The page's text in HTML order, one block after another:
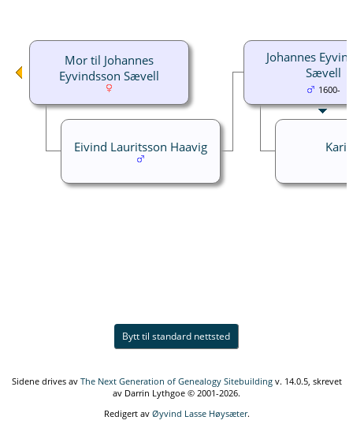
Johannes
Sævell
1600-
Kari
Mor til Johannes
Eyvindsson Sævell
Eivind Lauritsson Haavig
Bytt til standard nettsted
Sidene drives av The Next Generation of Genealogy Sitebuildingv. 14.0.5, skrevet
av Darrin Lythgoe © 2001-2026.
Redigert av Øyvind Lasse Høysæter.